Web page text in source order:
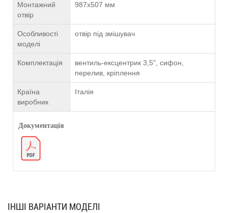
Монтажний
отвір
987х507 мм
Особливості
моделі
отвір під змішувач
Комплектація
вентиль-ексцентрик 3,5", сифон,
перелив, кріплення
Країна
виробник
Італія
Документація
ІНШІ ВАРІАНТИ МОДЕЛІ